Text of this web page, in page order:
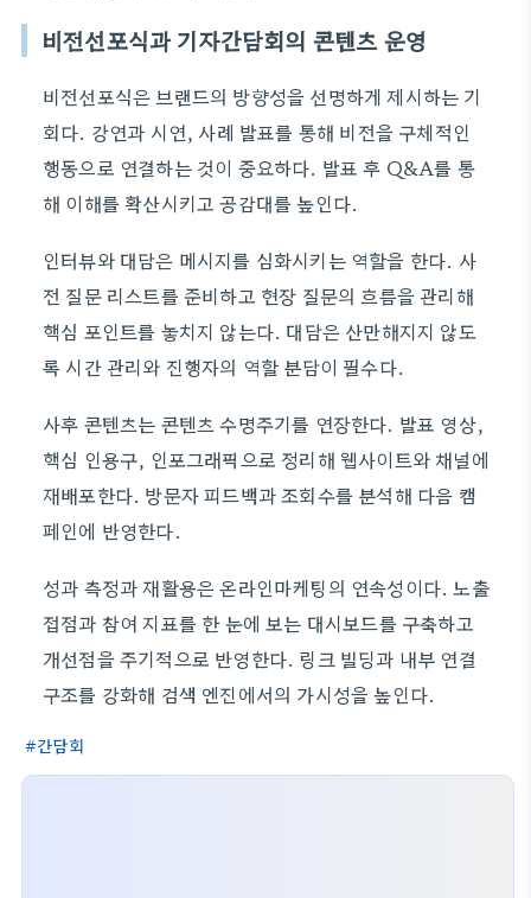
비전선포식과 기자간담회의 콘텐츠 운영
비전선포식은 브랜드의 방향성을 선명하게 제시하는 기
회다. 강연과 시연, 사례 발표를 통해 비전을 구체적인
행동으로 연결하는 것이 중요하다. 발표 후 Q&A를 통
해 이해를 확산시키고 공감대를 높인다.
인터뷰와 대담은 메시지를 심화시키는 역할을 한다. 사
전 질문 리스트를 준비하고 현장 질문의 흐름을 관리해
핵심 포인트를 놓치지 않는다. 대담은 산만해지지 않도
록 시간 관리와 진행자의 역할 분담이 필수다.
사후 콘텐츠는 콘텐츠 수명주기를 연장한다. 발표 영상,
핵심 인용구, 인포그래픽으로 정리해 웹사이트와 채널에
재배포한다. 방문자 피드백과 조회수를 분석해 다음 캠
페인에 반영한다.
성과 측정과 재활용은 온라인마케팅의 연속성이다. 노출
접점과 참여 지표를 한 눈에 보는 대시보드를 구축하고
개선점을 주기적으로 반영한다. 링크 빌딩과 내부 연결
구조를 강화해 검색 엔진에서의 가시성을 높인다.
간담회